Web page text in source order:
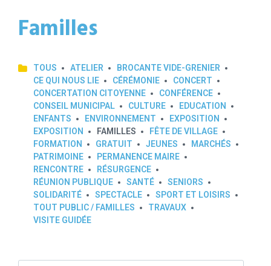
Familles
TOUS ATELIER
BROCANTE VIDE-GRENIER
CE QUI NOUS LIE
CÉRÉMONIE
CONCERT
CONCERTATION CITOYENNE
CONFÉRENCE
CONSEIL MUNICIPAL
CULTURE
EDUCATION
ENFANTS
ENVIRONNEMENT
EXPOSITION
EXPOSITION
FAMILLES
FÊTE DE VILLAGE
FORMATION
GRATUIT JEUNES
MARCHÉS
PATRIMOINE
PERMANENCE MAIRE
RENCONTRE
RÉSURGENCE
RÉUNION PUBLIQUE
SANTÉ
SENIORS
SOLIDARITÉ
SPECTACLE
SPORT ET LOISIRS
TOUT PUBLIC / FAMILLES
TRAVAUX
VISITE GUIDÉE